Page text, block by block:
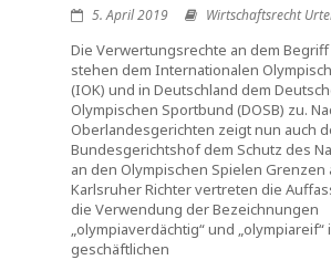
5. April 2019 Wirtschaftsrecht
Die Verwertungsrechte an dem Begriff
stehen dem Internationalen
(IOK) und in Deutschland dem
Olympischen Sportbund (DOSB) zu.
Oberlandesgerichten zeigt nun auch
Bundesgerichtshof dem Schutz des
an den Olympischen Spielen Grenzen
Karlsruher Richter vertreten die
die Verwendung der Bezeichnungen
„olympiaverdächtig“ und „olympiareif“
geschäftlichen